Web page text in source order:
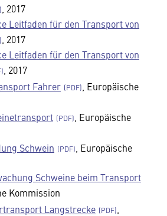
, 2017
Leitfaden für den Transport von
, 2017
Leitfaden für den Transport von
, 2017
Fahrer
, Europäische
, Europäische
Schwein
, Europäische
Schweine beim Transport
Kommission
Langstrecke